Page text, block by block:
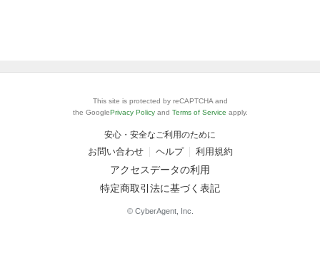
This site is protected by reCAPTCHA and
the GooglePrivacy Policy and Terms of Service apply.
安心・安全なご利用のために
お問い合わせ ヘルプ 利用規約
アクセスデータの利用
特定商取引法に基づく表記
© CyberAgent, Inc.